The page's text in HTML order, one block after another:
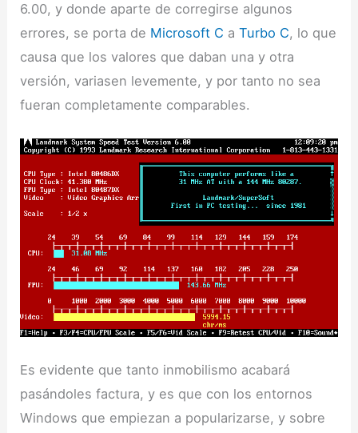
6.00, y donde aparte de corregirse algunos
errores, se porta de Microsoft C aTurbo C, lo que
causa que los valores que daban una y otra
versión, variasen levemente, y por tanto no sea
fueran completamente comparables.
Es evidente que tanto inmobilismo acabará
pasándoles factura, y es que con los entornos
Windows que empiezan a popularizarse, y sobre